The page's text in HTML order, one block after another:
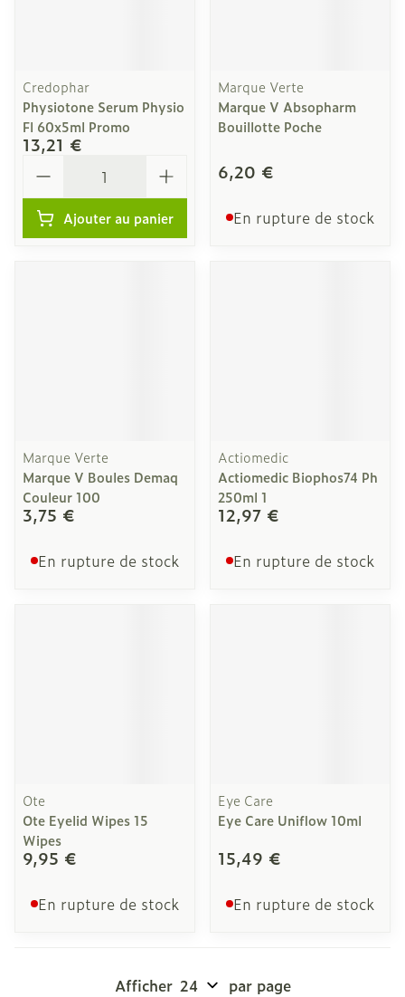
Credophar
Physiotone Serum Physio
Fl 60x5ml Promo
13,21 €
Ajouter au panier
Marque Verte
Marque V Absopharm
Bouillotte Poche
6,20 €
En rupture de stock
Marque Verte
Marque V Boules Demaq
Couleur 100
3,75 €
En rupture de stock
Actiomedic
Actiomedic Biophos74 Ph
250ml 1
12,97 €
En rupture de stock
Ote
Ote Eyelid Wipes 15
Wipes
9,95 €
En rupture de stock
Eye Care
Eye Care Uniflow 10ml
15,49 €
En rupture de stock
Afficher par page